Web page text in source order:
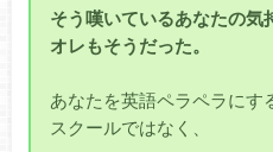
そう嘆いているあなたの気
オレもそうだった。
あなたを英語ペラペラにす
スクールではなく、